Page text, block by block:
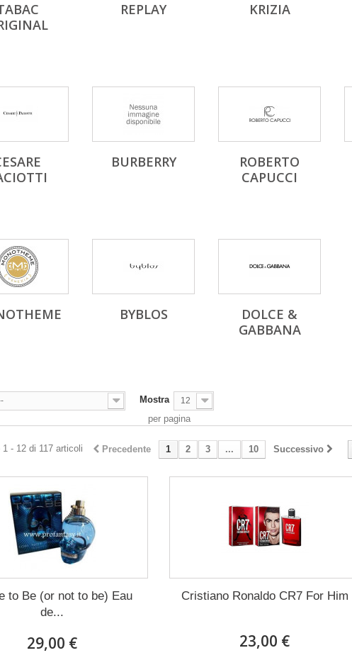
REPLAY KRIZIA
BURBERRY
ROBERTO
CAPUCCI
BYBLOS
DOLCE &
GABBANA
Mostra 12
per pagina
Precedente 1 2 3 ... 10 Successivo
1 - 12 di 117 articoli
to Be (or not to be) Eau
de...
29,00 €
Cristiano Ronaldo CR7 For Him
23,00 €